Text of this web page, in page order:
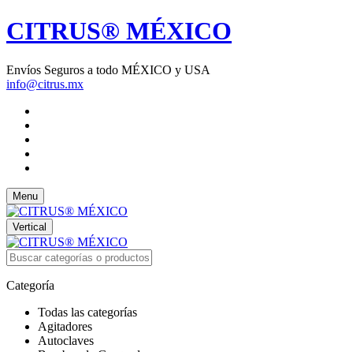
CITRUS® MÉXICO
Envíos Seguros a todo MÉXICO y USA
info@citrus.mx
Menu
Vertical
Categoría
Todas las categorías
Agitadores
Autoclaves